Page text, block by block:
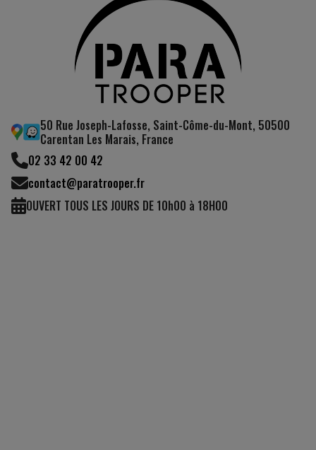
50 Rue Joseph-Lafosse, Saint-Côme-du-Mont, 50500
Carentan Les Marais, France
02 33 42 00 42
contact@paratrooper.fr
OUVERT TOUS LES JOURS DE 10h00 à 18H00